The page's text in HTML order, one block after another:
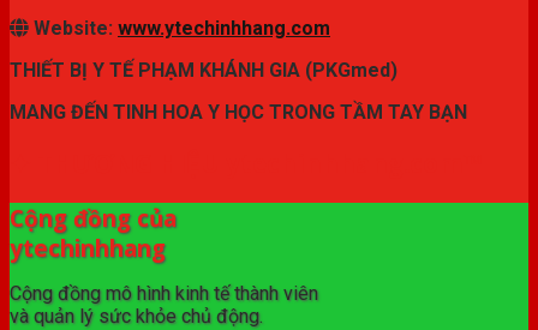
Website: www.ytechinhhang.com
THIẾT BỊ Y TẾ PHẠM KHÁNH GIA (PKGmed)
MANG ĐẾN TINH HOA Y HỌC TRONG TẦM TAY BẠN
Cộng đồng của
ytechinhhang
Cộng đồng mô hình kinh tế thành viên
và quản lý sức khỏe chủ động.